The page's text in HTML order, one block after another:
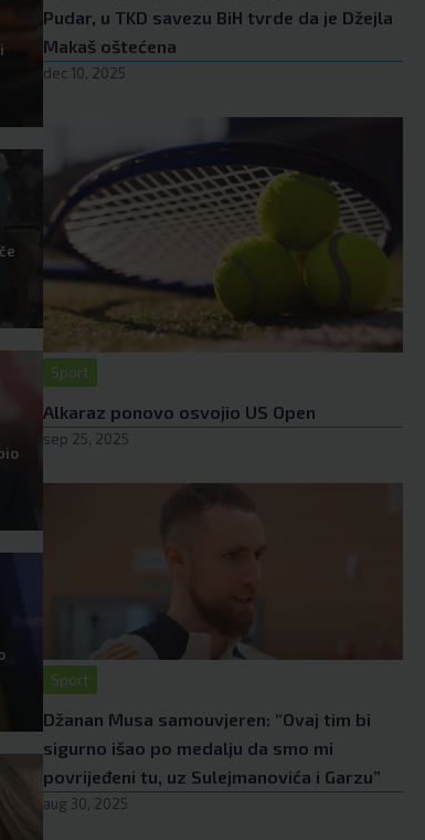
Pudar, u TKD savezu BiH tvrde da je Džejla
Makaš oštećena
dec 10, 2025
Sport
Alkaraz ponovo osvojio US Open
sep 25, 2025
Sport
Džanan Musa samouvjeren: “Ovaj tim bi
sigurno išao po medalju da smo mi
povrijeđeni tu, uz Sulejmanovića i Garzu”
aug 30, 2025